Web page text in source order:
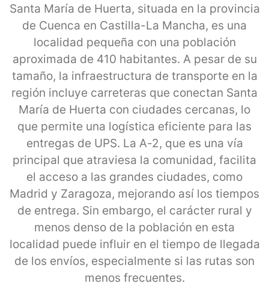
Santa María de Huerta, situada en la provincia
de Cuenca en Castilla-La Mancha, es una
localidad pequeña con una población
aproximada de 410 habitantes. A pesar de su
tamaño, la infraestructura de transporte en la
región incluye carreteras que conectan Santa
María de Huerta con ciudades cercanas, lo
que permite una logística eficiente para las
entregas de UPS. La A-2, que es una vía
principal que atraviesa la comunidad, facilita
el acceso a las grandes ciudades, como
Madrid y Zaragoza, mejorando así los tiempos
de entrega. Sin embargo, el carácter rural y
menos denso de la población en esta
localidad puede influir en el tiempo de llegada
de los envíos, especialmente si las rutas son
menos frecuentes.